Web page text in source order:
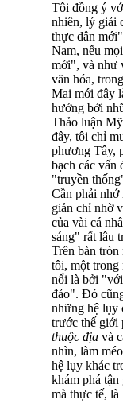
Tôi đồng ý
nhiên, lý giải
thực dân
Nam, nếu
mới", và như
văn hóa,
Mai mới đây
hưởng bởi
Thảo luận
đây, tôi chỉ
phương Tây,
bạch các vấn
"truyền
Cần phải
giản chỉ nhờ
của vài cá
sáng" rất lâu
Trên bàn
tôi, một trong
nổi là bởi
đảo". Đó
những hệ lụy
trước thế giới
thuộc địa và
nhìn, làm
hệ lụy khác
khám phá
mà thực tế, là